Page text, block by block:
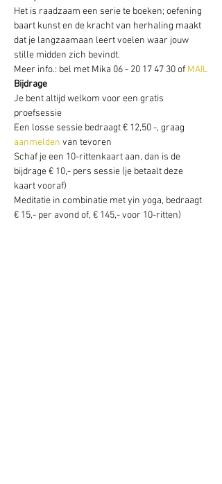
Het is raadzaam een serie te boeken; oefening
baart kunst en de kracht van herhaling maakt
dat je langzaamaan leert voelen waar jouw
stille midden zich bevindt.
Meer info.: bel met Mika 06 - 20 17 47 30 of MAIL
Bijdrage
Je bent altijd welkom voor een gratis
proefsessie
Een losse sessie bedraagt € 12,50 -, graag
aanmelden van tevoren
Schaf je een 10-rittenkaart aan, dan is de
bijdrage € 10,- pers sessie (je betaalt deze
kaart vooraf)
Meditatie in combinatie met yin yoga, bedraagt
€ 15,- per avond of, € 145,- voor 10-ritten)